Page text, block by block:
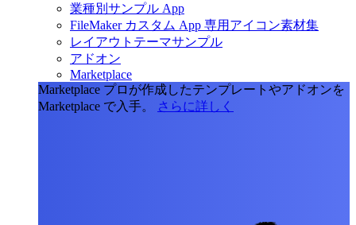
業種別サンプル App
FileMaker カスタム App 専用アイコン素材集
レイアウトテーマサンプル
アドオン
Marketplace
Marketplace プロが作成したテンプレートやアドオンを
Marketplace で入手。
さらに詳しく